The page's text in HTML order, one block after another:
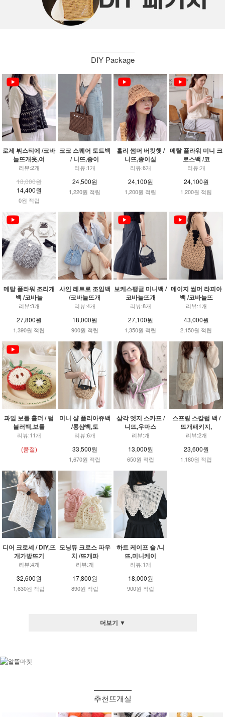
DIY Package
로제 뷔스티에 /코바
늘뜨개옷,여
리뷰:2개
18,000원
14,400원
0원 적립
코코 스퀘어 토트백
/ 니뜨,종이
리뷰:1개
24,500원
1,220원 적립
홀리 썸머 버킷햇 /
니뜨,종이실
리뷰:6개
24,100원
1,200원 적립
메탈 플라워 미니 크
로스백 /코
리뷰:개
24,100원
1,200원 적립
메탈 플라워 조리개
백 /코바늘
리뷰:3개
27,800원
1,390원 적립
샤인 레트로 조임백
/코바늘뜨개
리뷰:4개
18,000원
900원 적립
보케스팽글 미니백 /
코바늘뜨개
리뷰:8개
27,100원
1,350원 적립
데이지 썸머 라피아
백 /코바늘뜨
리뷰:1개
43,000원
2,150원 적립
과일 보틀 홀더 / 텀
블러백,보틀
리뷰:11개
(품절)
미니 샴 플리아쥬백
/롱샴백,토
리뷰:6개
33,500원
1,670원 적립
삼각 엣지 스카프 /
니뜨,우마스
리뷰:개
13,000원
650원 적립
스프링 스칼럽 백 /
뜨개패키지,
리뷰:2개
23,600원
1,180원 적립
디어 크로셰 / DIY,뜨
개가방뜨기
리뷰:4개
32,600원
1,630원 적립
모닝듀 크로스 파우
치 /뜨개파
리뷰:개
17,800원
890원 적립
하트 케이프 숄 /니
뜨,미니케이
리뷰:1개
18,000원
900원 적립
더보기 ▼
추천뜨개실